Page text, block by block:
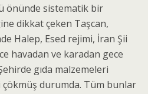
önünde sistematik bir
dikkat çeken Taşcan,
Halep, Esed rejimi, İran Şii
havadan ve karadan gece
gıda malzemeleri
çökmüş durumda. Tüm bunlar